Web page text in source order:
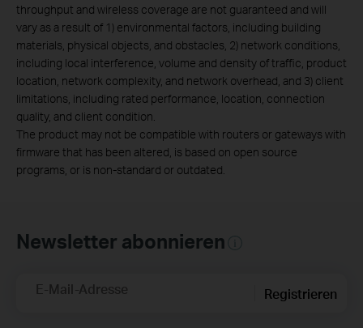
throughput and wireless coverage are not guaranteed and will
vary as a result of 1) environmental factors, including building
materials, physical objects, and obstacles, 2) network conditions,
including local interference, volume and density of traffic, product
location, network complexity, and network overhead, and 3) client
limitations, including rated performance, location, connection
quality, and client condition.
The product may not be compatible with routers or gateways with
firmware that has been altered, is based on open source
programs, or is non-standard or outdated.
Newsletter abonnieren
E-Mail-Adresse Registrieren